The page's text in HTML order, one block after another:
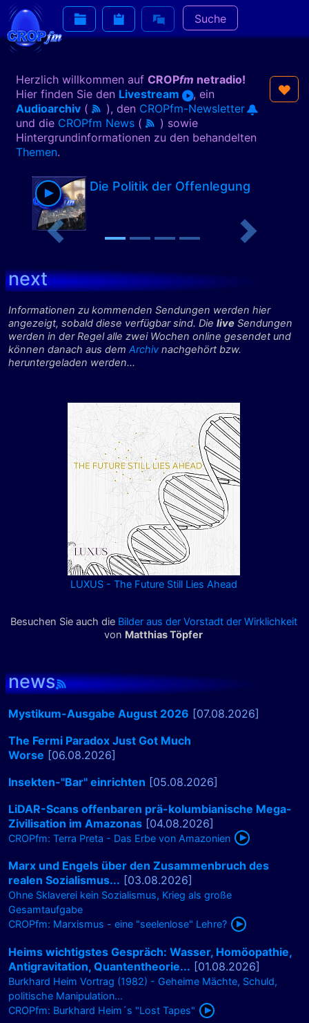
Suche
Herzlich willkommen auf CROPfm netradio!
Hier finden Sie den Livestream
, ein
Audioarchiv ( ), den CROPfm-Newsletter
und die CROPfm News (
) sowie
Hintergrundinformationen zu den behandelten
Themen.
Die Politik der Offenlegung
Previous Next
next
Informationen zu kommenden Sendungen werden hier
angezeigt, sobald diese verfügbar sind. Die live Sendungen
werden in der Regel alle zwei Wochen online gesendet und
können danach aus dem Archiv nachgehört bzw.
heruntergeladen werden...
LUXUS - The Future Still Lies Ahead
Besuchen Sie auch die Bilder aus der Vorstadt der Wirklichkeit
von Matthias Töpfer
news
Mystikum-Ausgabe August 2026 [07.08.2026]
The Fermi Paradox Just Got Much
Worse [06.08.2026]
Insekten-"Bar" einrichten [05.08.2026]
LiDAR-Scans offenbaren prä-kolumbianische Mega-
Zivilisation im Amazonas [04.08.2026]
CROPfm: Terra Preta - Das Erbe von Amazonien
Marx und Engels über den Zusammenbruch des
realen Sozialismus... [03.08.2026]
Ohne Sklaverei kein Sozialismus, Krieg als große
Gesamtaufgabe
CROPfm: Marxismus - eine "seelenlose" Lehre?
Heims wichtigstes Gespräch: Wasser, Homöopathie,
Antigravitation, Quantentheorie... [01.08.2026]
Burkhard Heim Vortrag (1982) - Geheime Mächte, Schuld,
politische Manipulation...
CROPfm: Burkhard Heim´s "Lost Tapes"